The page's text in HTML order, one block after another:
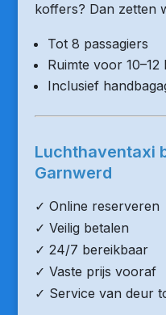
koffers? Dan zetten
Tot 8 passagiers
Ruimte voor 10–12
Inclusief
Luchthaventaxi
Garnwerd
✓ Online reserveren
✓ Veilig betalen
✓ 24/7 bereikbaar
✓ Vaste prijs vooraf
✓ Service van deur